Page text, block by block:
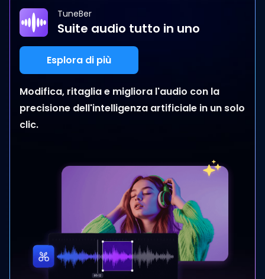
TuneBer
Suite audio tutto in uno
Esplora di più
Modifica, ritaglia e migliora l'audio con la
precisione dell'intelligenza artificiale in un solo
clic.